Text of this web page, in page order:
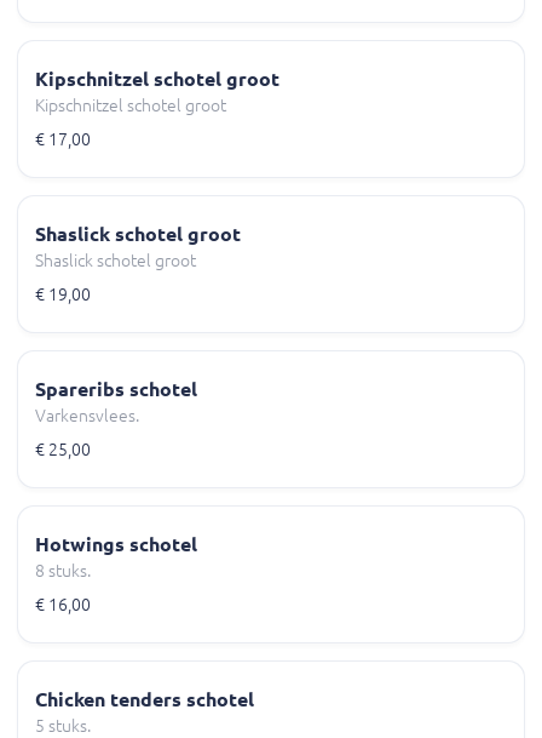
Kipschnitzel schotel groot
Kipschnitzel schotel groot
€ 17,00
Shaslick schotel groot
Shaslick schotel groot
€ 19,00
Spareribs schotel
Varkensvlees.
€ 25,00
Hotwings schotel
8 stuks.
€ 16,00
Chicken tenders schotel
5 stuks.